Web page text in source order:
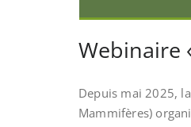
Webinaire
Depuis mai 2025, la
Mammifères)